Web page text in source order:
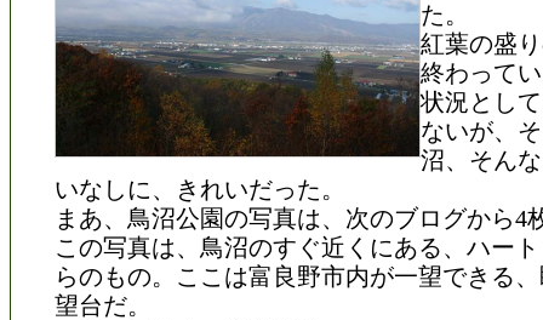
た。
紅葉の盛
終わって
状況とし
ないが、
沼、そん
いなしに、きれいだった。
まあ、鳥沼公園の写真は、次のブログから4
この写真は、鳥沼のすぐ近くにある、ハー
らのもの。ここは富良野市内が一望できる
望台だ。